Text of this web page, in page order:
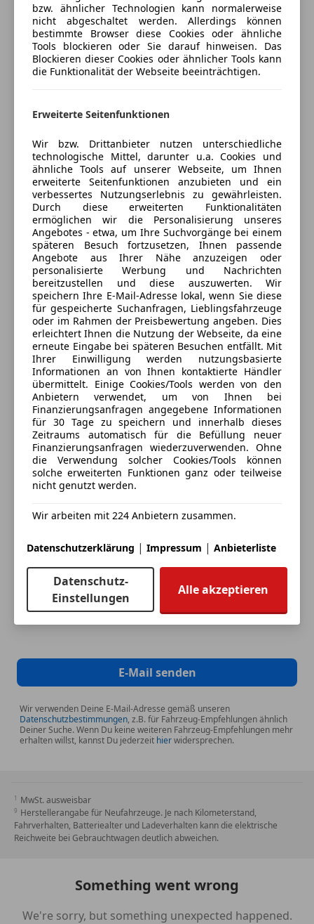
Fahrerairbag
Geschwindigkeits-begrenzungsanlage
Isofix
Kopfairbag
Kurvenlicht
LED-Tagfahrlicht
Reifendruckkontrollsystem
Seitenairbag
Servolenkung
Totwinkel-Assistent
Verkehrszeichenerkennung
Wegfahrsperre
Zentralverriegelung mit Funkfernbedienung
Extras
Alufelgen
Innenspiegel automatisch abblendend
Sportsitze
Sprachsteuerung
Verkäufer Privat
8103 Eisbach, AT
Anbieter kontaktieren
Deine Nachricht
3 ähnliche Fahrzeuge gefunden
Ich erlaube den Händlern dieser
Fahrzeuge mich zu kontaktieren.
Dein Name
Deine E-Mail
Ich möchte auf meine Interessen zugeschnittene Angebote und
Neuigkeiten der AutoScout24 GmbH per E-Mail erhalten. Ich
kann dieseEinwilligung
E-Mail senden
Wir verwenden Deine E-Mail-Adresse gemäß unseren
Datenschutzbestimmungen, z.B. für Fahrzeug-Empfehlungen ähnlich
Deiner Suche. Wenn Du keine weiteren Fahrzeug-Empfehlungen mehr
erhalten willst, kannst Du jederzeit hierwidersprechen.
MwSt. ausweisbar
Herstellerangabe für Neufahrzeuge. Je nach Kilometerstand,
Fahrverhalten, Batteriealter und Ladeverhalten kann die elektrische
Reichweite bei Gebrauchtwagen deutlich abweichen.
Something went wrong
We're sorry, but something unexpected happened.
bzw. ähnlicher Technologien kann normalerweise
nicht abgeschaltet werden. Allerdings können
bestimmte Browser diese Cookies oder ähnliche
Tools blockieren oder Sie darauf hinweisen. Das
Blockieren dieser Cookies oder ähnlicher Tools kann
die Funktionalität der Webseite beeinträchtigen.
Erweiterte Seitenfunktionen
Wir bzw. Drittanbieter nutzen unterschiedliche
technologische Mittel, darunter u.a. Cookies und
ähnliche Tools auf unserer Webseite, um Ihnen
erweiterte Seitenfunktionen anzubieten und ein
verbessertes Nutzungserlebnis zu gewährleisten.
Durch diese erweiterten Funktionalitäten
ermöglichen wir die Personalisierung unseres
Angebotes - etwa, um Ihre Suchvorgänge bei einem
späteren Besuch fortzusetzen, Ihnen passende
Angebote aus Ihrer Nähe anzuzeigen oder
personalisierte Werbung und Nachrichten
bereitzustellen und diese auszuwerten. Wir
speichern Ihre E-Mail-Adresse lokal, wenn Sie diese
für gespeicherte Suchanfragen, Lieblingsfahrzeuge
oder im Rahmen der Preisbewertung angeben. Dies
erleichtert Ihnen die Nutzung der Webseite, da eine
erneute Eingabe bei späteren Besuchen entfällt. Mit
Ihrer Einwilligung werden nutzungsbasierte
Informationen an von Ihnen kontaktierte Händler
übermittelt. Einige Cookies/Tools werden von den
Anbietern verwendet, um von Ihnen bei
Finanzierungsanfragen angegebene Informationen
für 30 Tage zu speichern und innerhalb dieses
Zeitraums automatisch für die Befüllung neuer
Finanzierungsanfragen wiederzuverwenden. Ohne
die Verwendung solcher Cookies/Tools können
solche erweiterten Funktionen ganz oder teilweise
nicht genutzt werden.
Wir arbeiten mit 224 Anbietern zusammen.
Datenschutzerklärung | Impressum | Anbieterliste
Datenschutz-
Einstellungen
Alle akzeptieren